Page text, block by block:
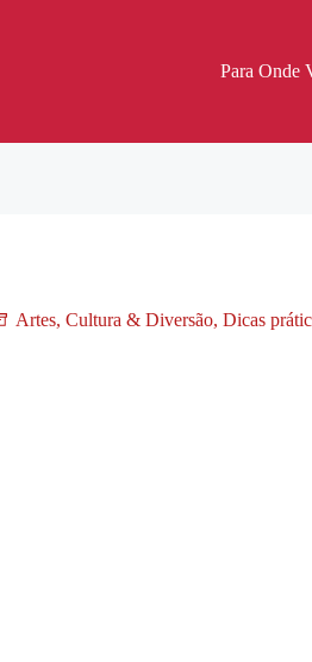
Para Onde
Artes, Cultura & Diversão, Dicas